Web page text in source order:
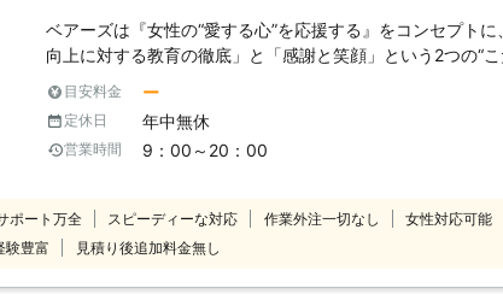
ベアーズは『女性の“愛する心”を応援する』をコンセプト
向上に対する教育の徹底」と「感謝と笑顔」という2つの“こ
理念に掲げ、常に“お客様感動度120%”を目指しております
ビス業界のリーディングカンパニーとして、以下をお約束い
【安全】～登録スタッフ5200人～ ベアーズレディは全員
トップクラスのスタッフ体制でお待たせすることなく細やか
しなみ・笑顔といったマナー・マインドから実技に至るまで
ナルプログラム・実践研修を実施しています。高いホスピタ
をもった、元気で明るい女性スタッフ＝ベアーズレディがお
す。 【感動】～お客様感動度120%の追及～ 「家事」では
目安料金 ー
定休日 年中無休
営業時間 9：00～20：00
ポート万全 スピーディーな対応 作業外注一切なし 女性対応可能
験豊富 見積り後追加料金無し